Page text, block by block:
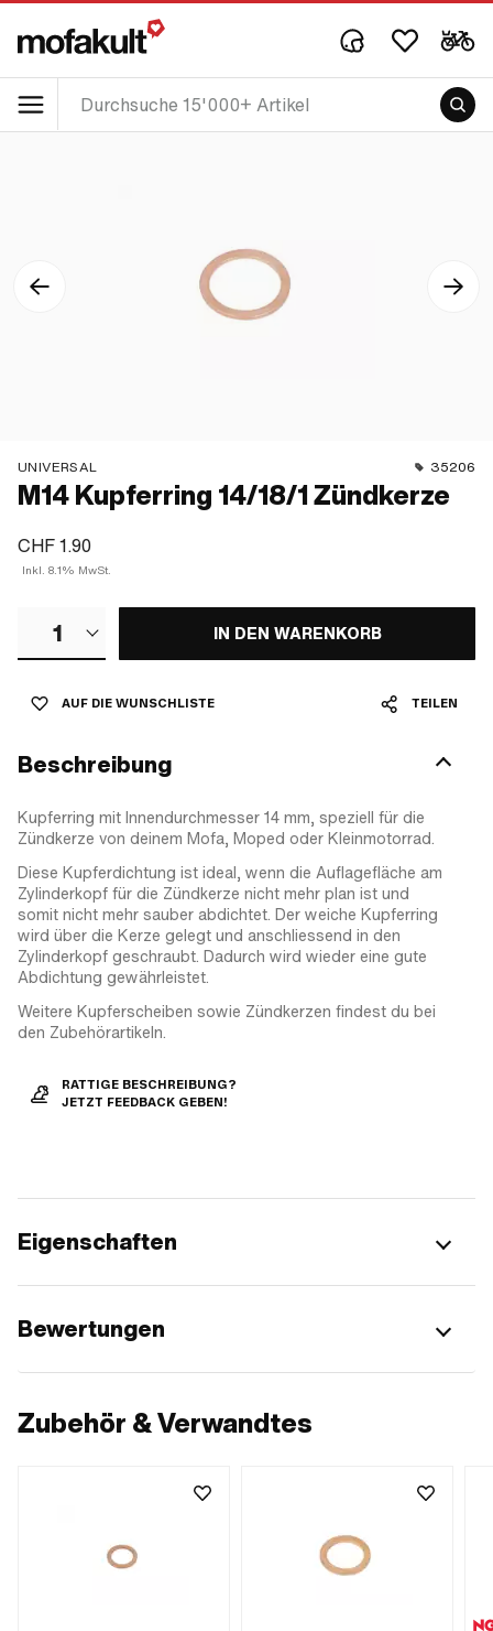
UNIVERSAL 35206
M14 Kupferring 14/18/1 Zündkerze
CHF 1.90
Inkl. 8.1% MwSt.
1 IN DEN WARENKORB
AUF DIE WUNSCHLISTE TEILEN
Beschreibung
Kupferring mit Innendurchmesser 14 mm, speziell für die
Zündkerze von deinem Mofa, Moped oder Kleinmotorrad.
Diese Kupferdichtung ist ideal, wenn die Auflagefläche am
Zylinderkopf für die Zündkerze nicht mehr plan ist und
somit nicht mehr sauber abdichtet. Der weiche Kupferring
wird über die Kerze gelegt und anschliessend in den
Zylinderkopf geschraubt. Dadurch wird wieder eine gute
Abdichtung gewährleistet.
Weitere Kupferscheiben sowie Zündkerzen findest du bei
den Zubehörartikeln.
RATTIGE BESCHREIBUNG?
JETZT FEEDBACK GEBEN!
Eigenschaften
Bewertungen
Zubehör & Verwandtes